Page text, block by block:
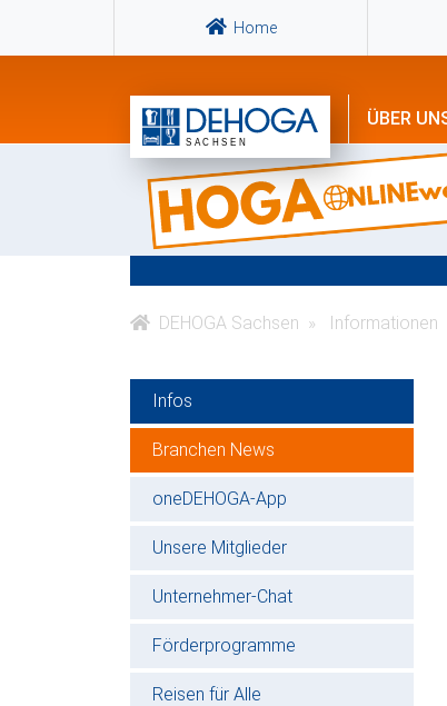
Home
ÜBER
DEHOGA Sachsen Informationen
Infos
Branchen News
oneDEHOGA-App
Unsere Mitglieder
Unternehmer-Chat
Förderprogramme
Reisen für Alle